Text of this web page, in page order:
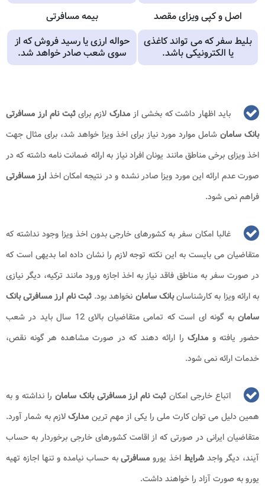
اصل و کپی ویزای مقصد
بیمه مسافرتی
بلیط سفر که می تواند کاغذی
یا الکترونیکی باشد.
حواله ارزی یا رسید فروش که از
سوی شعب صادر خواهد شد.
باید اظهار داشت که بخشی از مدارک لازم برایثبت نام ارز مسافرتی
بانک سامان شامل موارد مورد نیاز برای اخذ ویزا خواهد شد، برای مثال جهت
اخذ ویزای برخی مناطق مانند یونان افراد نیاز به ارائه ضمانت نامه داشته که در
صورت عدم ارائه این مورد ویزا صادر نشده و در نتیجه امکان اخذ ارز مسافرتی
فراهم نمی شود.
غالبا امکان سفر به کشورهای خارجی بدون اخذ ویزا وجود نداشته که
متقاضیان می بایست به این نکته توجه لازم را نشان داده اما بدیهی است که
در صورت سفر به مناطق فاقد نیاز به اخذ اجازه ورود مانند ترکیه، دیگر نیازی
به ارائه ویزا به کارشناسانبانک سامان نخواهد بود.ثبت نام ارز مسافرتی بانک
سامان
به گونه ای است که تمامی متقاضیان بالای 12 سال باید در شعب
حضور یافته و مدارک را ارائه دهند که در صورت مشاهده هر گونه نقص،
خدمات ارائه نمی شود.
اتباع خارجی امکانثبت نام ارز مسافرتی بانک سامان را نداشته و به
همین دلیل می توان کارت ملی را یکی از مهم ترین مدارکلازم به شمار آورد.
متقاضیان ایرانی در صورتی که از اقامت کشورهای خارجی برخوردار به حساب
آیند، دیگر واجدشرایطاخذ یورو مسافرتیبه حساب نیامده و تنها اجازه تهیه
یورو به صورت آزاد را خواهند داشت.